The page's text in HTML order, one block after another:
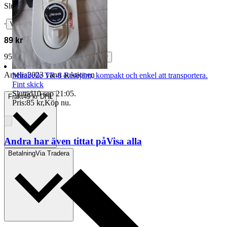
Slutpris
∙ Visa bud
89 kr
95 kr med köparskydd.
Läs mer
Amelia2023 vann auktionen
Frakt49 kr DHL
BetalningVia Tradera
Mirabelle TR-8 Resejärn, kompakt och enkel att transportera.
Fint skick
Sluttid10 sep 21:05.
Pris:85 kr,Köp nu.
Andra har även tittat påVisa alla